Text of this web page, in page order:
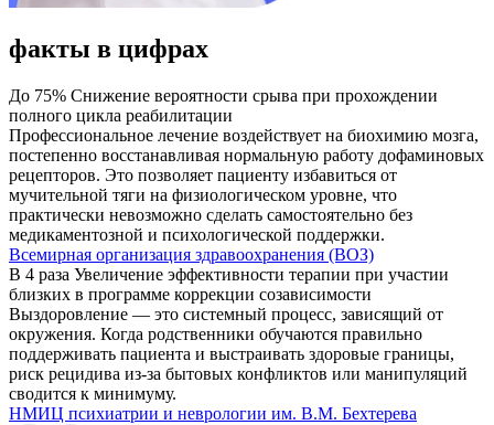
факты в цифрах
До 75% Снижение вероятности срыва при прохождении
полного цикла реабилитации
Профессиональное лечение воздействует на биохимию мозга,
постепенно восстанавливая нормальную работу дофаминовых
рецепторов. Это позволяет пациенту избавиться от
мучительной тяги на физиологическом уровне, что
практически невозможно сделать самостоятельно без
медикаментозной и психологической поддержки.
Всемирная организация здравоохранения (ВОЗ)
В 4 раза Увеличение эффективности терапии при участии
близких в программе коррекции созависимости
Выздоровление — это системный процесс, зависящий от
окружения. Когда родственники обучаются правильно
поддерживать пациента и выстраивать здоровые границы,
риск рецидива из-за бытовых конфликтов или манипуляций
сводится к минимуму.
НМИЦ психиатрии и неврологии им. В.М. Бехтерева